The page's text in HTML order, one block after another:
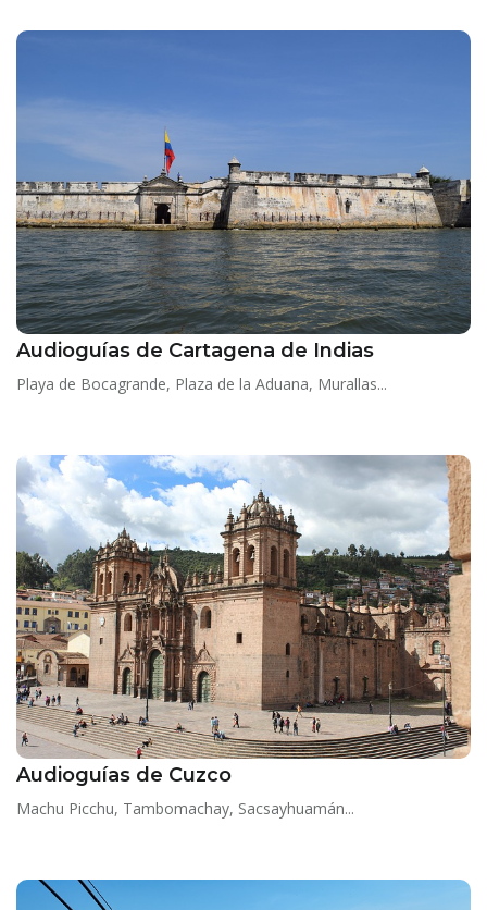
Audioguías de Cartagena de Indias
Playa de Bocagrande, Plaza de la Aduana, Murallas...
Audioguías de Cuzco
Machu Picchu, Tambomachay, Sacsayhuamán...